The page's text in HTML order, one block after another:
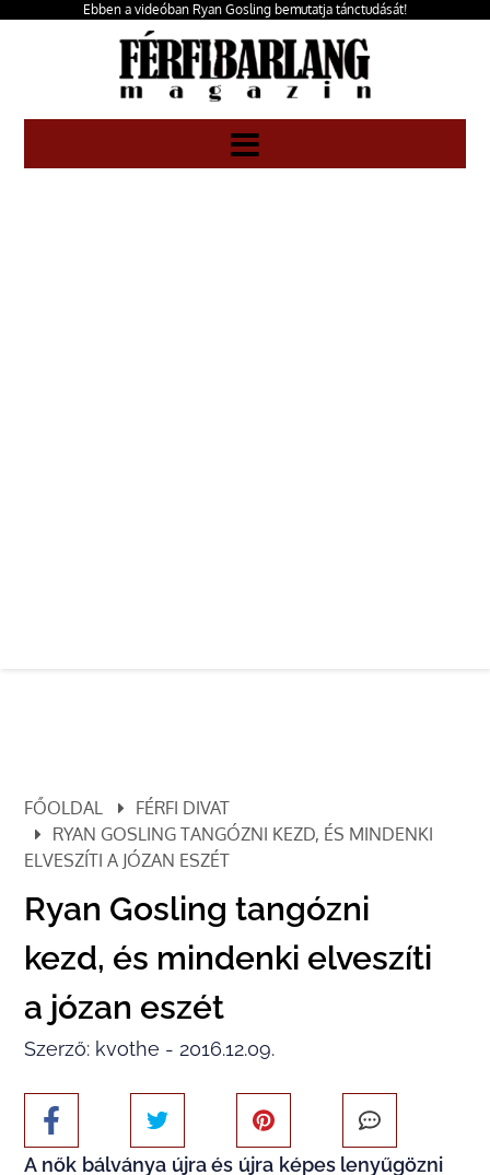
Ebben a videóban Ryan Gosling bemutatja tánctudását!
FŐOLDAL
FÉRFI DIVAT
RYAN GOSLING TANGÓZNI KEZD, ÉS MINDENKI
ELVESZÍTI A JÓZAN ESZÉT
Ryan Gosling tangózni
kezd, és mindenki elveszíti
a józan eszét
Szerző: kvothe - 2016.12.09.
A nők bálványa újra és újra képes lenyűgözni